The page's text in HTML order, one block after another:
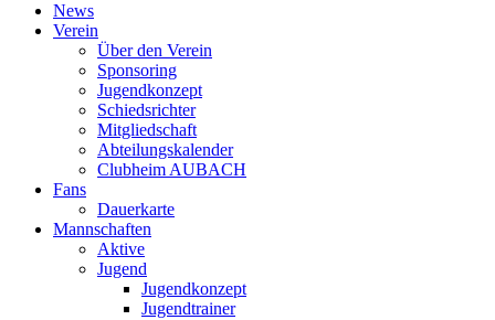
News
Verein
Über den Verein
Sponsoring
Jugendkonzept
Schiedsrichter
Mitgliedschaft
Abteilungskalender
Clubheim AUBACH
Fans
Dauerkarte
Mannschaften
Aktive
Jugend
Jugendkonzept
Jugendtrainer